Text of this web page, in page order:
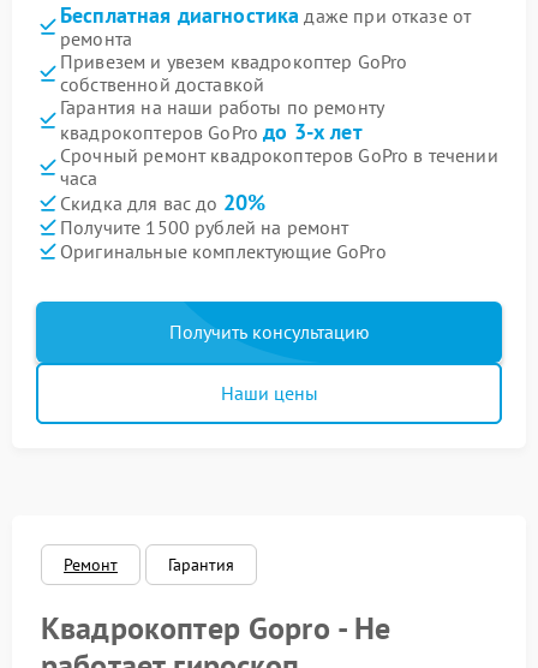
Бесплатная диагностика даже при отказе от
ремонта
Привезем и увезем квадрокоптер GoPro
собственной доставкой
Гарантия на наши работы по ремонту
квадрокоптеров GoProдо 3-х лет
Срочный ремонт квадрокоптеров GoPro в течении
часа
Скидка для вас до 20%
Получите 1500 рублей на ремонт
Оригинальные комплектующие GoPro
Получить консультацию
Наши цены
Ремонт Гарантия
Квадрокоптер Gopro - Не